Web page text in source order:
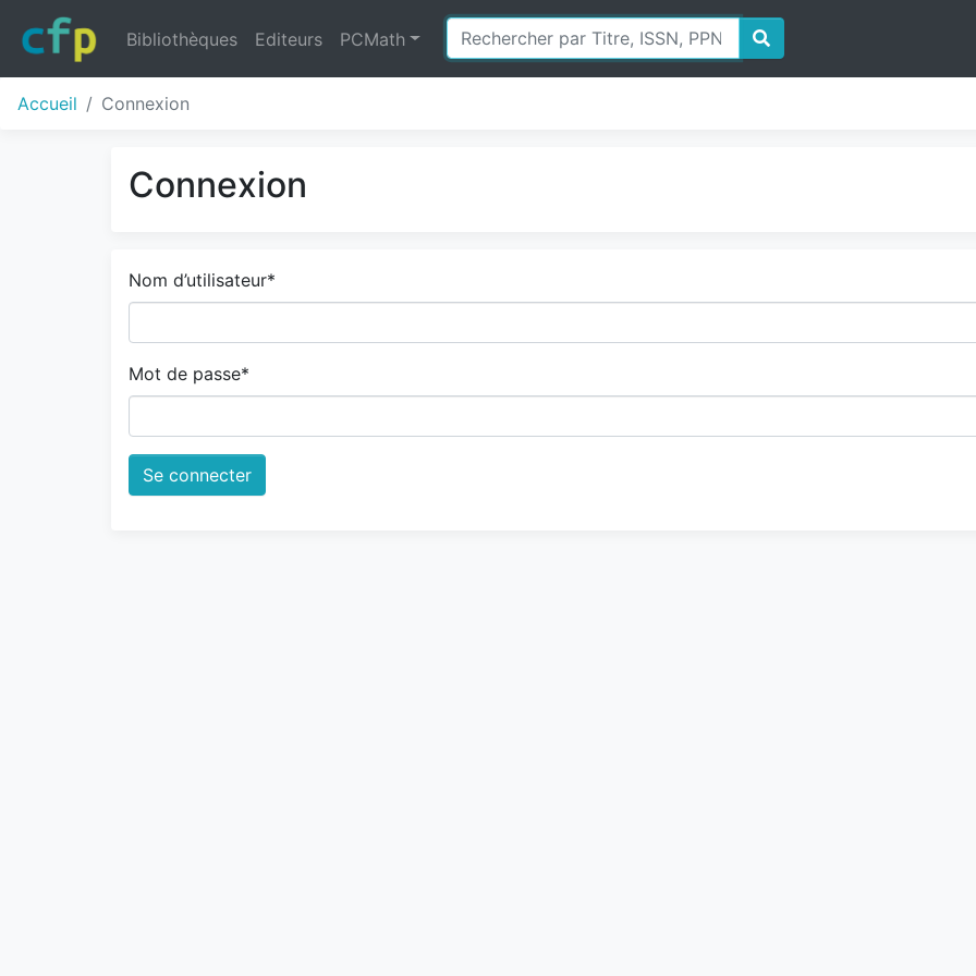
Bibliothèques Editeurs PCMath
Accueil Connexion
Connexion
Nom d’utilisateur*
Mot de passe*